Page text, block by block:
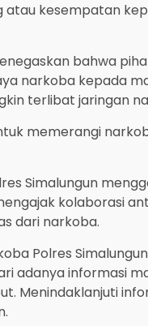
atau kesempatan
bahwa
narkoba kepada
terlibat jaringan
memerangi
Simalungun
kolaborasi
dari narkoba.
Polres Simalungun
adanya informasi
Menindaklanjuti